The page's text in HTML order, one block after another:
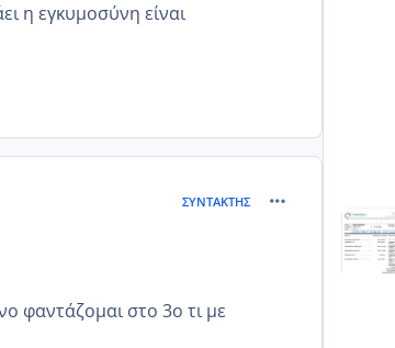
η εγκυμοσύνη είναι
ΣΥΝΤΆΚΤΗΣ comment_901103
φαντάζομαι στο 3ο τι με